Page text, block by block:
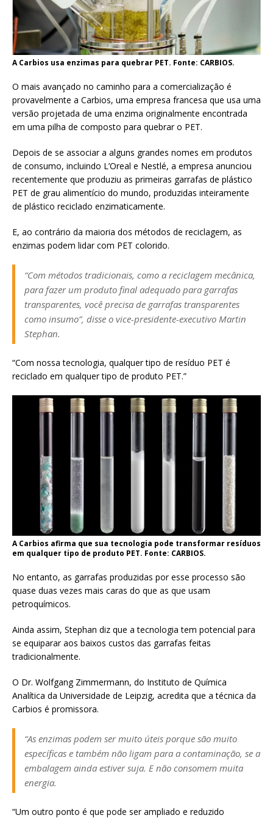
A Carbios usa enzimas para quebrar PET. Fonte: CARBIOS.
O mais avançado no caminho para a comercialização é
provavelmente a Carbios, uma empresa francesa que usa uma
versão projetada de uma enzima originalmente encontrada
em uma pilha de composto para quebrar o PET.
Depois de se associar a alguns grandes nomes em produtos
de consumo, incluindo L’Oreal e Nestlé, a empresa anunciou
recentemente que produziu as primeiras garrafas de plástico
PET de grau alimentício do mundo, produzidas inteiramente
de plástico reciclado enzimaticamente.
E, ao contrário da maioria dos métodos de reciclagem, as
enzimas podem lidar com PET colorido.
“Com métodos tradicionais, como a reciclagem mecânica,
para fazer um produto final adequado para garrafas
transparentes, você precisa de garrafas transparentes
como insumo”, disse o vice-presidente-executivo Martin
Stephan.
“Com nossa tecnologia, qualquer tipo de resíduo PET é
reciclado em qualquer tipo de produto PET.”
A Carbios afirma que sua tecnologia pode transformar resíduos
em qualquer tipo de produto PET. Fonte: CARBIOS.
No entanto, as garrafas produzidas por esse processo são
quase duas vezes mais caras do que as que usam
petroquímicos.
Ainda assim, Stephan diz que a tecnologia tem potencial para
se equiparar aos baixos custos das garrafas feitas
tradicionalmente.
O Dr. Wolfgang Zimmermann, do Instituto de Química
Analítica da Universidade de Leipzig, acredita que a técnica da
Carbios é promissora.
“As enzimas podem ser muito úteis porque são muito
específicas e também não ligam para a contaminação, se a
embalagem ainda estiver suja. E não consomem muita
energia.
“Um outro ponto é que pode ser ampliado e reduzido